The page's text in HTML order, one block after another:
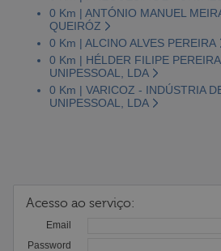
0 Km | ANTÓNIO MANUEL
QUEIRÓZ
0 Km | ALCINO ALVES PEREIRA
0 Km | HÉLDER FILIPE
UNIPESSOAL, LDA
0 Km | VARICOZ - INDÚSTRIA
UNIPESSOAL, LDA
Acesso ao serviço:
Email
Password